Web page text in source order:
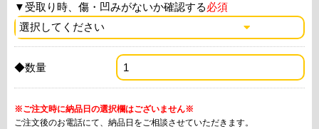
▼ 受取り時、傷・凹みがないか確認する必須
◆数量
※ご注文時に納品日の選択欄はございません※
ご注文後のお電話にて、納品日をご相談させていただきます。